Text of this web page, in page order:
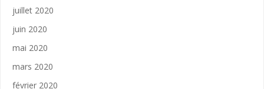
juillet 2020
juin 2020
mai 2020
mars 2020
février 2020